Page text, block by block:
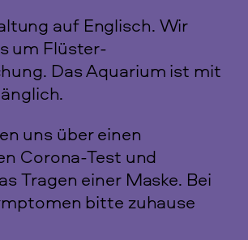
auf Englisch. Wir
um Flüster-
Das Aquarium ist mit
uns über einen
Corona-Test und
Tragen einer Maske. Bei
bitte zuhause